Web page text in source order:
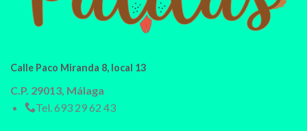
Calle Paco Miranda 8, local 13
C.P. 29013, Málaga
Tel.693 29 62 43